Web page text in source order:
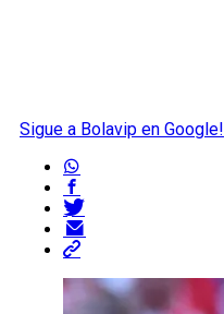
Sigue a Bolavip en Google!